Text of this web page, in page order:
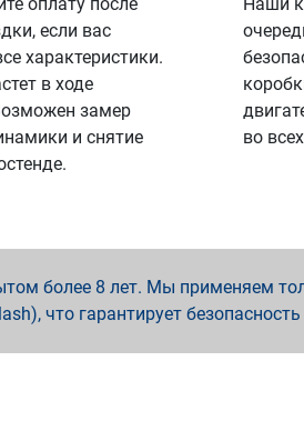
если вас
характеристики.
в ходе
замер
и снятие
во
более 8 лет. Мы применяем
что гарантирует